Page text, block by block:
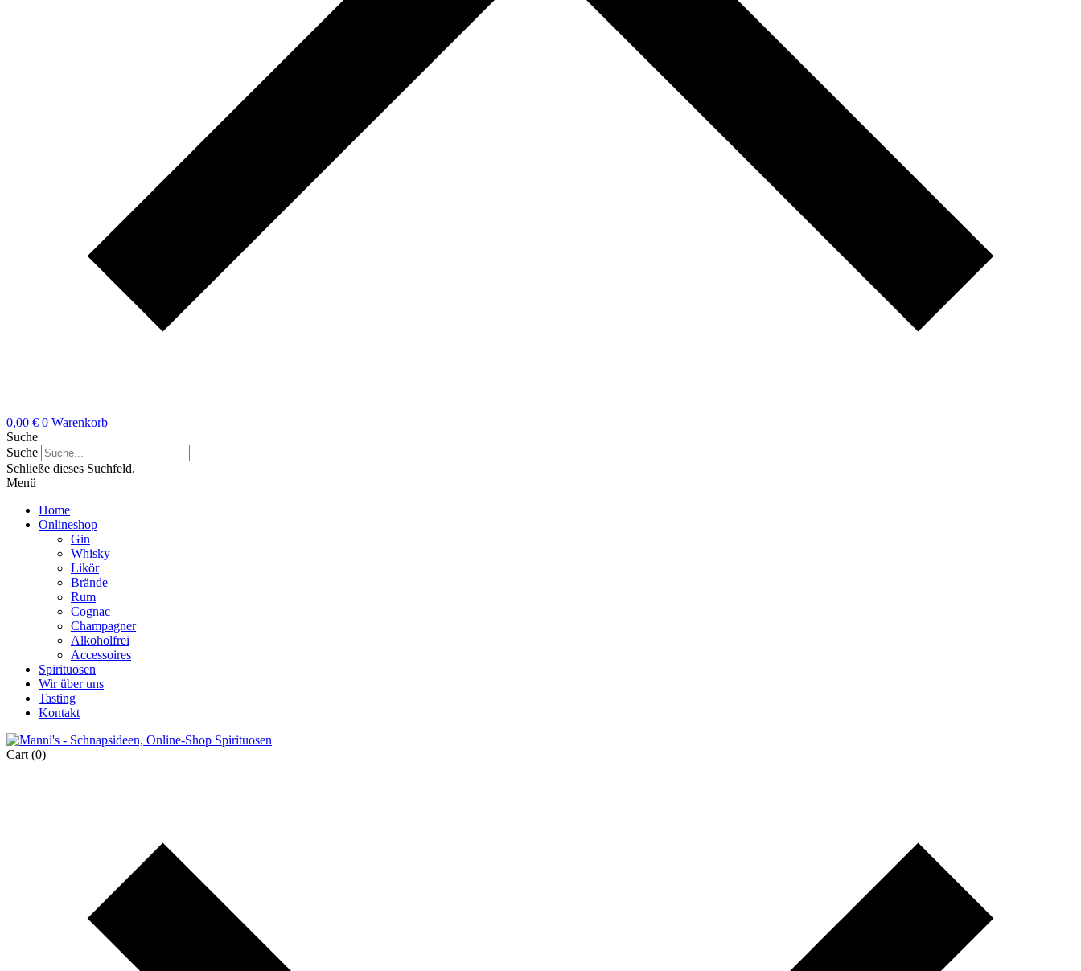
0,00 € 0 Warenkorb
Suche
Suche
Schließe dieses Suchfeld.
Menü
Home
Onlineshop
Gin
Whisky
Likör
Brände
Rum
Cognac
Champagner
Alkoholfrei
Accessoires
Spirituosen
Wir über uns
Tasting
Kontakt
Cart (0)